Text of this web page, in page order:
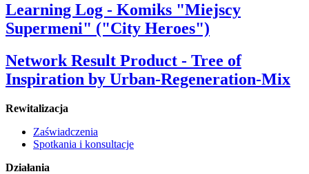
Learning Log - Komiks "Miejscy
Supermeni" ("City Heroes")
Network Result Product - Tree of
Inspiration by Urban-Regeneration-Mix
Rewitalizacja
Zaświadczenia
Spotkania i konsultacje
Działania